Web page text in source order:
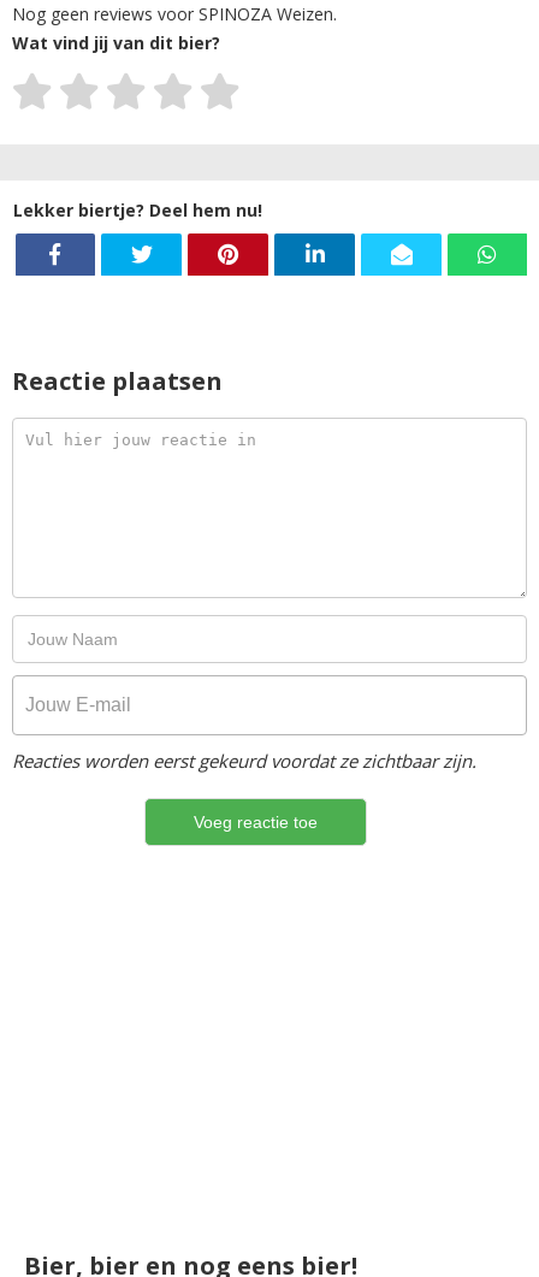
Nog geen reviews voor SPINOZA Weizen.
Wat vind jij van dit bier?
Lekker biertje? Deel hem nu!
Reactie plaatsen
Reacties worden eerst gekeurd voordat ze zichtbaar zijn.
Bier, bier en nog eens bier!